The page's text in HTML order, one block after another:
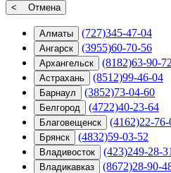
< Отмена
Алматы (727)345-47-04
Ангарск (3955)60-70-56
Архангельск (8182)63-90-72
Астрахань (8512)99-46-04
Барнаул (3852)73-04-60
Белгород (4722)40-23-64
Благовещенск (4162)22-76-
Брянск (4832)59-03-52
Владивосток (423)249-28-31
Владикавказ (8672)28-90-